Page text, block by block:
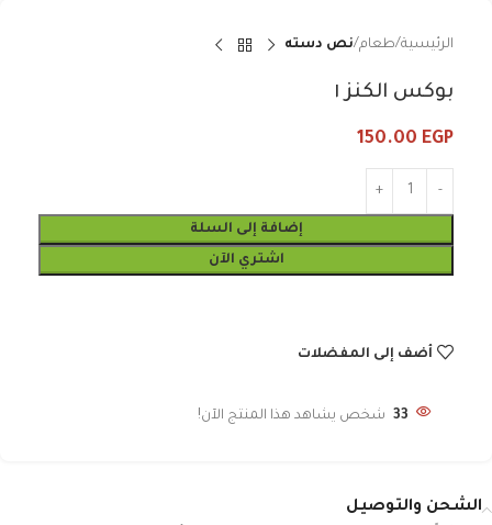
الرئيسية طعام نص دسته
بوكس الكنز ١
150.00 EGP
إضافة إلى السلة
اشتري الآن
أضف إلى المفضلات
33 شخص يشاهد هذا المنتج الآن!
الشحن والتوصيل